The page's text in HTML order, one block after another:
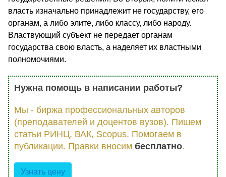
власть изначально принадлежит не государству, его
органам, а либо элите, либо классу, либо народу.
Властвующий субъект не передает органам
государства свою власть, а наделяет их властными
полномочиями.
Нужна помощь в написании работы?
Мы - биржа профессиональных авторов
(преподавателей и доцентов вузов). Пишем
статьи РИНЦ, ВАК, Scopus. Помогаем в
публикации. Правки вносим бесплатно.
Узнать цену